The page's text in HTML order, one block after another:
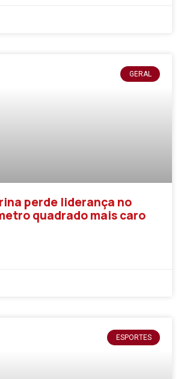
GERAL
perde liderança no
quadrado mais caro
ESPORTES